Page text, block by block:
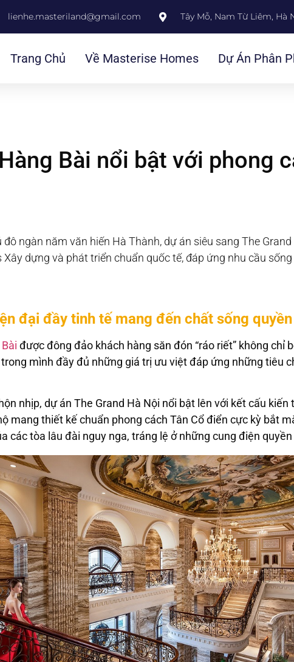
lienhe.masteriland@gmail.com Tây Mỗ, Nam Từ Liêm, Hà
Trang Chủ Về Masterise Homes Dự Án Phân
Bài nổi bật với phong
ngàn năm văn hiến Hà Thành, dự án siêu sang The
dựng và phát triển chuẩn quốc tế, đáp ứng nhu cầu
đại đầy tinh tế mang đến chất sống
được đông đảo khách hàng săn đón “ráo riết” không chỉ
mình đầy đủ những giá trị ưu việt đáp ứng những tiêu
nhịp, dự án The Grand Hà Nội nổi bật lên với kết cấu kiến
mang thiết kế chuẩn phong cách Tân Cổ điển cực kỳ bắt
các tòa lâu đài nguy nga, tráng lệ ở những cung điện